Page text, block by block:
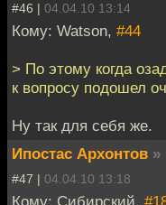
#46 | 04.04.10 13:14
Кому: Watson, #44
> По этому когда
к вопросу подошел
Ну так для себя же.
Ипостас Архонтов »
#47 | 04.04.10 13:18